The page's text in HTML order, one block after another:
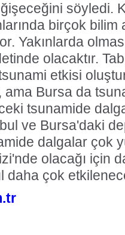
söyledi.
birçok bilim
Yakınlarda
olacaktır.
etkisi
Bursa da
tsunamide
ve Bursa'daki
dalgalar çok
olacağı için
daha çok